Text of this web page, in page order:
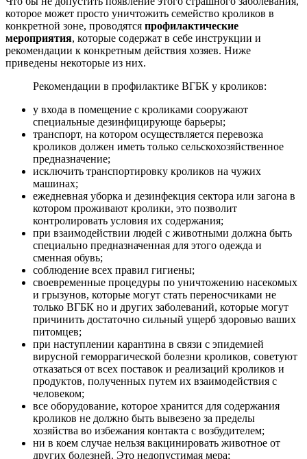
которое может просто уничтожить семейство кроликов в
конкретной зоне, проводятся профилактические
мероприятия, которые содержат в себе инструкции и
рекомендации к конкретным действия хозяев. Ниже
приведены некоторые из них.
Рекомендации в профилактике ВГБК у кроликов:
у входа в помещение с кроликами сооружают
специальные дезинфицирующе барьеры;
транспорт, на котором осуществляется перевозка
кроликов должен иметь только сельскохозяйственное
предназначение;
исключить транспортировку кроликов на чужих
машинах;
ежедневная уборка и дезинфекция сектора или загона в
котором проживают кролики, это позволит
контролировать условия их содержания;
при взаимодействии людей с животными должна быть
специально предназначенная для этого одежда и
сменная обувь;
соблюдение всех правил гигиены;
своевременные процедуры по уничтожению насекомых
и грызунов, которые могут стать переносчиками не
только ВГБК но и других заболеваний, которые могут
причинить достаточно сильный ущерб здоровью ваших
питомцев;
при наступлении карантина в связи с эпидемией
вирусной геморрагической болезни кроликов, советуют
отказаться от всех поставок и реализаций кроликов и
продуктов, полученных путем их взаимодействия с
человеком;
все оборудование, которое хранится для содержания
кроликов не должно быть вывезено за пределы
хозяйства во избежания контакта с возбудителем;
ни в коем случае нельзя вакцинировать животное от
других болезней. Это недопустимая мера;